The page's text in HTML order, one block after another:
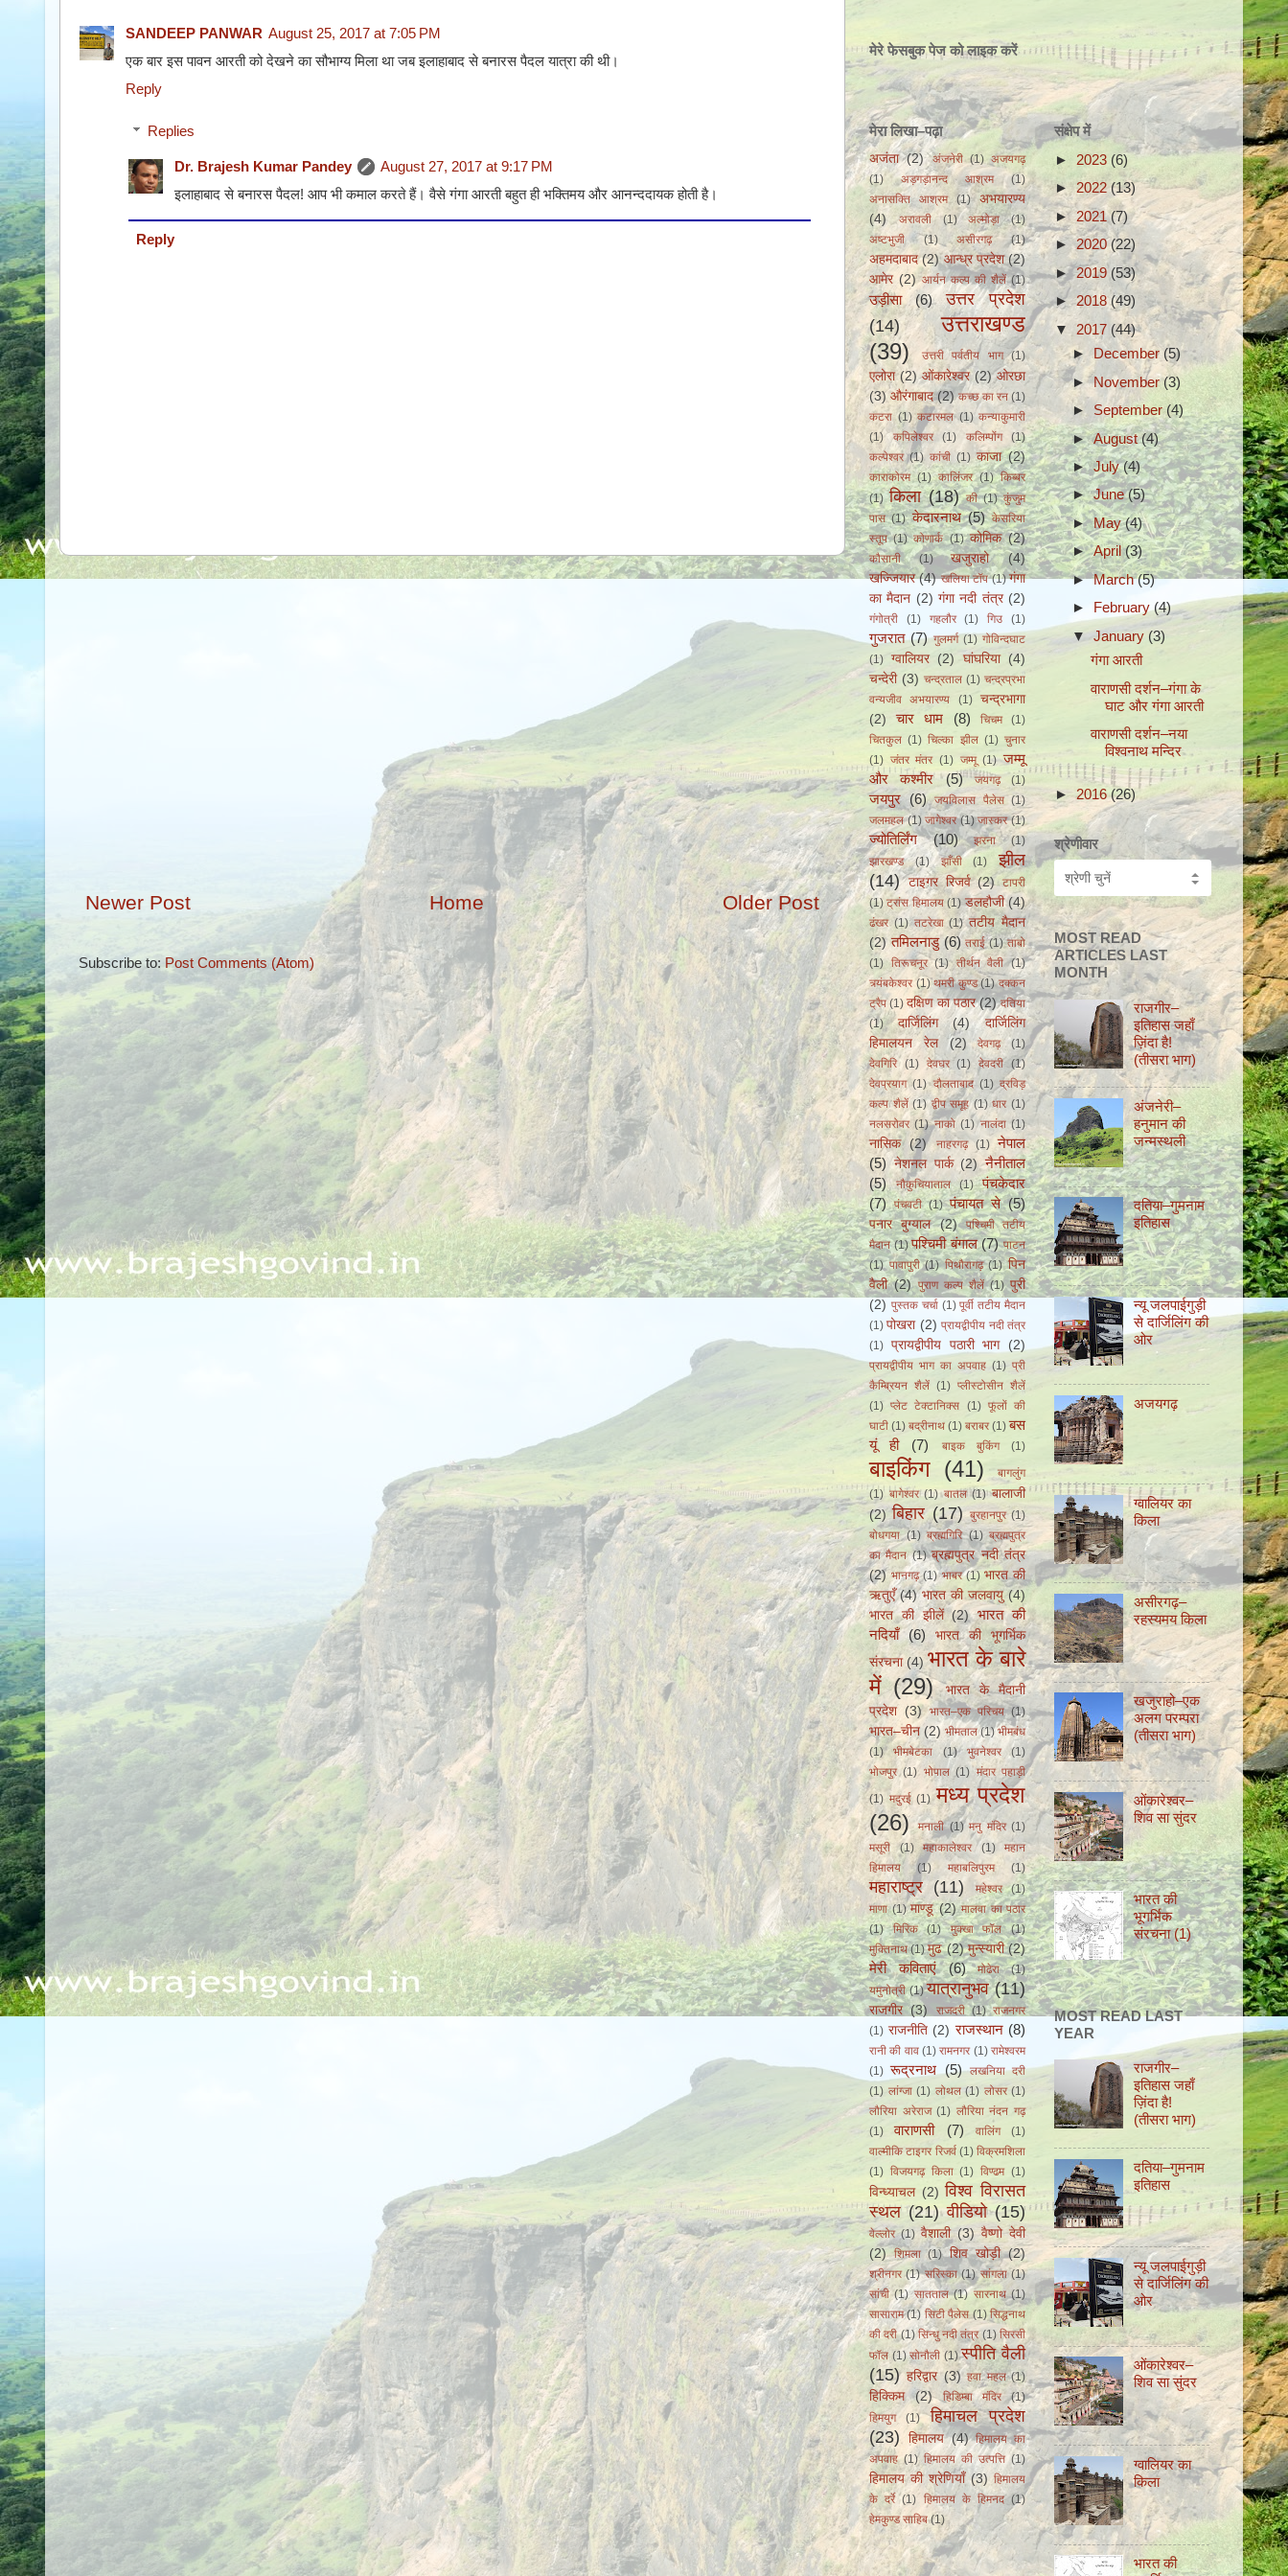
SANDEEP PANWAR August 25, 2017 at 7:05 PM
एक बार इस पावन आरती को देखने का सौभाग्य मिला था जब इलाहाबाद से बनारस पैदल यात्रा की थी।
Reply
Replies
Dr. Brajesh Kumar Pandey
August 27, 2017 at 9:17 PM
इलाहाबाद से बनारस पैदलǃ आप भी कमाल करते हैं। वैसे गंगा आरती बहुत ही भक्तिमय और आनन्ददायक होती है।
Reply
Newer Post Older Post
Home
Subscribe to: Post Comments (Atom)
मेरे फेसबुक पेज को लाइक करें
मेरा लिखा–पढ़ा
अजंता (2) अंजनेरी (1) अजयगढ़
(1)
अड़गड़ानन्द आश्रम
(1)
अनासक्ति आश्रम
(1)
अभयारण्य
(4)
अरावली (1) अल्मोड़ा
(1)
अष्टभुजी
(1) असीरगढ़ (1)
अहमदाबाद (2) आन्ध्र प्रदेश (2)
आमेर (2) आर्यन कल्प की शैलें (1)
उड़ीसा (6)
उत्तर प्रदेश
(14)
उत्तराखण्ड
(39)
उत्तरी पर्वतीय भाग (1)
एलोरा (2) ओंकारेश्वर (2) ओरछा
(3) औरंगाबाद (2) कच्छ का रन (1)
कटरा (1) कटारमल (1) कन्याकुमारी
(1)
कपिलेश्वर (1) कलिम्पोंग
(1)
कल्पेश्वर (1) कांची (1) काजा (2)
काराकोरम (1) कालिंजर (1) किब्बर
(1) किला (18) की (1) कुंजुम
पास (1) केदारनाथ (5) केसरिया
स्तूप (1) कोणार्क (1) कोमिक (2)
कौसानी (1) खजुराहो
(4)
खज्जियार (4) खलिया टॉप (1) गंगा
का मैदान (2) गंगा नदी तंत्र (2)
गंगोत्री (1) गहलौर (1) गिउ (1)
गुजरात (7) गुलमर्ग (1) गोविन्दघाट
(1) ग्वालियर (2) घांघरिया
(4)
चन्देरी (3) चन्द्रताल (1) चन्द्रप्रभा
वन्यजीव अभयारण्य
(1) चन्द्रभागा
(2)
चार धाम (8) चिचम
(1)
चितकुल (1) चिल्का झील (1) चुनार
(1) जंतर मंतर (1) जम्मू (1) जम्मू
और कश्मीर
(5) जयगढ़ (1)
जयपुर (6) जयविलास पैलेस (1)
जलमहल (1) जागेश्वर (1) जास्कर (1)
ज्योतिर्लिंग (10) झरना
(1)
झारखण्ड
(1) झाँसी (1)
झील
(14) टाइगर रिजर्व (2) टापरी
(1) ट्रांस हिमालय (1) डलहौजी (4)
ढंखर (1) तटरेखा (1) तटीय मैदान
(2) तमिलनाडु (6) तराई (1) ताबो
(1) तिरूचनूर (1) तीर्थन वैली (1)
त्र्यंबकेश्वर (1) थमरी कुण्ड (1) दक्कन
ट्रैप (1) दक्षिण का पठार (2) दतिया
(1)
दार्जिलिंग (4)
दार्जिलिंग
हिमालयन रेल
(2) देवगढ़
(1)
देवगिरि (1) देवघर (1) देवदरी (1)
देवप्रयाग (1) दौलताबाद (1) द्रविड़
कल्प शैलें (1) द्वीप समूह (1) धार (1)
नलसरोवर (1) नाको (1) नालंदा (1)
नासिक (2) नाहरगढ़ (1) नेपाल
(5) नेशनल पार्क (2) नैनीताल
(5)
नौकुचियाताल (1)
पंचकेदार
(7)
पंचवटी (1) पंचायत से (5)
पनार बुग्याल (2)
पश्चिमी तटीय
मैदान (1) पश्चिमी बंगाल (7) पाटन
(1) पावापुरी (1) पिथौरागढ़ (1) पिन
वैली (2) पुराण कल्प शैलें (1) पुरी
(2) पुस्तक चर्चा (1) पूर्वी तटीय मैदान
(1) पोखरा (2) प्रायद्वीपीय नदी तंत्र
(1) प्रायद्वीपीय पठारी भाग (2)
प्रायद्वीपीय भाग का अपवाह (1) प्री
कैम्ब्रियन शैलें (1) प्लीस्टोसीन शैलें
(1) प्लेट टेक्टानिक्स (1) फूलों की
घाटी (1) बद्रीनाथ (1) बराबर (1) बस
यूं ही
(7) बाइक बुकिंग (1)
बाइकिंग (41)
बागलुंग
(1) बागेश्वर (1) बातल (1) बालाजी
(2) बिहार (17) बुरहानपुर (1)
बोधगया (1) ब्रह्मगिरि (1) ब्रह्मपुत्र
का मैदान (1) ब्रह्मपुत्र नदी तंत्र
(2) भानगढ़ (1) भाबर (1) भारत की
ऋतुएँ (4) भारत की जलवायु (4)
भारत की झीलें (2) भारत की
नदियाँ
(6)
भारत की भूगर्भिक
संरचना (4) भारत के बारे
में (29)
भारत के मैदानी
प्रदेश (3) भारत–एक परिचय (1)
भारत–चीन (2) भीमताल (1) भीमबंध
(1)
भीमबेटका (1) भुवनेश्वर
(1)
भोजपुर (1) भोपाल (1) मंदार पहाड़ी
(1) मदुरई (1) मध्य प्रदेश
(26)
मनाली (1) मनु मंदिर (1)
मसूरी
(1) महाकालेश्वर (1)
महान
हिमालय
(1) महाबलिपुरम (1)
महाराष्ट्र (11) महेश्वर
(1)
माणा (1) माण्डू (2) मालवा का पठार
(1)
मिरिक (1) मुक्खा फॉल
(1)
मुक्तिनाथ (1) मुढ (2) मुन्स्यारी (2)
मेरी कविताएं (6) मोढेरा
(1)
यमुनोत्री (1) यात्रानुभव (11)
राजगीर (3) राजदरी (1) राजनगर
(1) राजनीति (2) राजस्थान (8)
रानी की वाव (1) रामनगर (1) रामेश्वरम
(1) रूद्रनाथ (5) लखनिया दरी
(1) लांग्जा (1) लोथल (1) लोसर (1)
लौरिया अरेराज (1) लौरिया नंदन गढ़
(1)
वाराणसी (7) वालिंग
(1)
वाल्मीकि टाइगर रिजर्व (1) विक्रमशिला
(1) विजयगढ़ किला (1) विण्ढम (1)
विन्ध्याचल (2) विश्व विरासत
स्थल (21) वीडियो (15)
वेल्लोर (1) वैशाली (3) वैष्णो देवी
(2) शिमला (1) शिव खोड़ी (2)
श्रीनगर (1) सरिस्का (1) सांगला (1)
सांची (1) सातताल (1) सारनाथ (1)
सासाराम (1) सिटी पैलेस (1) सिद्धनाथ
की दरी (1) सिन्धु नदी तंत्र (1) सिरसी
फॉल (1) सोनौली (1) स्पीति वैली
(15) हरिद्वार (3) हवा महल (1)
हिक्किम (2) हिडिम्बा मंदिर
(1)
हिमयुग
(1)
हिमाचल प्रदेश
(23)
हिमालय (4) हिमालय का
अपवाह (1) हिमालय की उत्पत्ति (1)
हिमालय की श्रेणियाँ (3) हिमालय
के दर्रे (1) हिमालय के हिमनद (1)
हेमकुण्ड साहिब (1)
संक्षेप में
► 2023 (6)
►2022 (13)
►2021(7)
►2020(22)
►2019(53)
►2018(49)
▼ 2017 (44)
►December(5)
►November(3)
► September (4)
►August(4)
►July(4)
►June(5)
►May(4)
►April(3)
►March(5)
► February(4)
▼January (3)
गंगा आरती
वाराणसी दर्शन–गंगा के
घाट और गंगा आरती
वाराणसी दर्शन–नया
विश्वनाथ मन्दिर
►2016(26)
श्रेणीवार
MOST READ
ARTICLES LAST
MONTH
राजगीर–
इतिहास जहाँ
ज़िंदा हैǃ
(तीसरा भाग)
अंजनेरी–
हनुमान की
जन्मस्थली
दतिया–गुमनाम
इतिहास
न्यू जलपाईगुड़ी
से दार्जिलिंग की
ओर
अजयगढ़
ग्वालियर का
किला
असीरगढ़–
रहस्यमय किला
खजुराहो–एक
अलग परम्परा
(तीसरा भाग)
ओंकारेश्वर–
शिव सा सुंदर
भारत की
भूगर्भिक
संरचना (1)
MOST READ LAST
YEAR
राजगीर–
इतिहास जहाँ
ज़िंदा हैǃ
(तीसरा भाग)
दतिया–गुमनाम
इतिहास
न्यू जलपाईगुड़ी
से दार्जिलिंग की
ओर
ओंकारेश्वर–
शिव सा सुंदर
ग्वालियर का
किला
भारत की